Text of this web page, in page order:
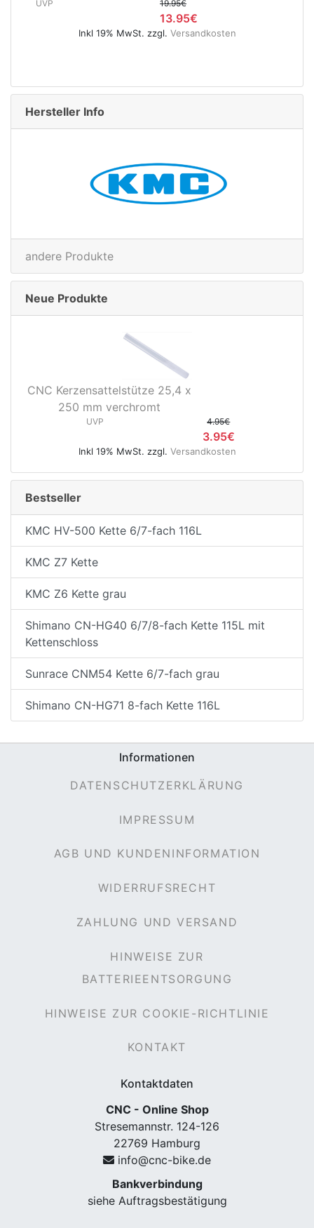
19% MwSt. zzgl.Versandkosten
Hersteller Info
andere Produkte
Neue Produkte
CNC Kerzensattelstütze 25,4 x
250 mm verchromt
UVP 4.95€
3.95€
Inkl 19% MwSt. zzgl. Versandkosten
Bestseller
KMC HV-500 Kette 6/7-fach 116L
KMC Z7 Kette
KMC Z6 Kette grau
Shimano CN-HG40 6/7/8-fach Kette 115L mit
Kettenschloss
Sunrace CNM54 Kette 6/7-fach grau
Shimano CN-HG71 8-fach Kette 116L
Informationen
DATENSCHUTZERKLÄRUNG
IMPRESSUM
AGB UND KUNDENINFORMATION
WIDERRUFSRECHT
ZAHLUNG UND VERSAND
HINWEISE ZUR
BATTERIEENTSORGUNG
HINWEISE ZUR COOKIE-RICHTLINIE
KONTAKT
Kontaktdaten
CNC - Online Shop
Stresemannstr. 124-126
22769 Hamburg
info@cnc-bike.de
Bankverbindung
siehe Auftragsbestätigung